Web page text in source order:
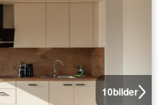
10bilder